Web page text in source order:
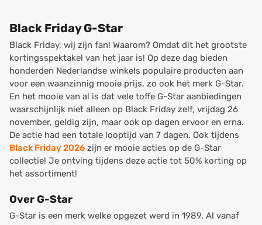
Black Friday G-Star
Black Friday, wij zijn fan! Waarom? Omdat dit het grootste
kortingsspektakel van het jaar is! Op deze dag bieden
honderden Nederlandse winkels populaire producten aan
voor een waanzinnig mooie prijs, zo ook het merk G-Star.
En het mooie van al is dat vele toffe G-Star aanbiedingen
waarschijnlijk niet alleen op Black Friday zelf, vrijdag 26
november, geldig zijn, maar ook op dagen ervoor en erna.
De actie had een totale looptijd van 7 dagen. Ook tijdens
Black Friday 2026 zijn er mooie acties op de G-Star
collectie! Je ontving tijdens deze actie tot 50% korting op
het assortiment!
Over G-Star
G-Star is een merk welke opgezet werd in 1989. Al vanaf